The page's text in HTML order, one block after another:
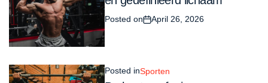
Posted on April 26, 2026
Posted inSporten